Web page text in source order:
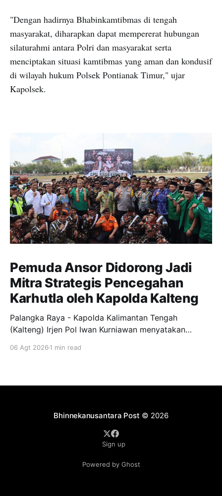
"Dengan hadirnya Bhabinkamtibmas di tengah
masyarakat, diharapkan dapat mempererat hubungan
silaturahmi antara Polri dan masyarakat serta
menciptakan situasi kamtibmas yang aman dan kondusif
di wilayah hukum Polsek Pontianak Timur," ujar
Kapolsek.
Pemuda Ansor Didorong Jadi
Mitra Strategis Pencegahan
Karhutla oleh Kapolda Kalteng
Palangka Raya - Kapolda Kalimantan Tengah
(Kalteng) Irjen Pol Iwan Kurniawan menyatakan
menjadi garda terdepan dalam upaya pencegahan
Ansor Kalteng di
06 Agt 2026 1 min read
Bhinnekanusantara Post © 2026
Sign up
Powered by Ghost